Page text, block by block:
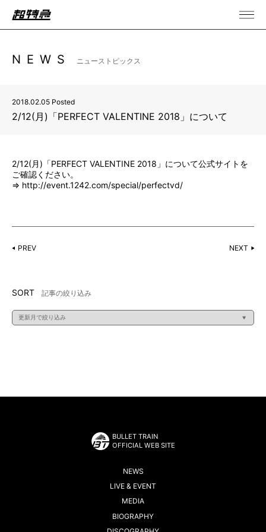
NEWS ニューストピックス
2018.02.05 Posted
2/12(月)「PERFECT VALENTINE 2018」について
2/12(月)「PERFECT VALENTINE 2018」について公式サイトを
ご確認ください。
⇒ http://event.1242.com/special/perfectvd/
PREV NEXT
SORT 記事の絞り込み
BULLET TRAIN
OFFICIAL WEB SITE
NEWS
LIVE & EVENT
MEDIA
BIOGRAPHY